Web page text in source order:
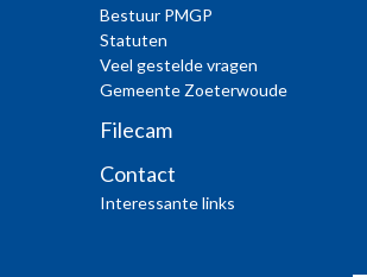
Bestuur PMGP
Statuten
Veel gestelde vragen
Gemeente Zoeterwoude
Filecam
Contact
Interessante links